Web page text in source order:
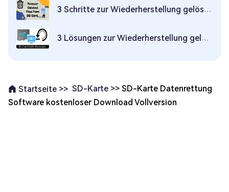
3 Schritte zur Wiederherstellung gelöschter Dateien von der SD-Karte
3 Lösungen zur Wiederherstellung gelöschter Dateien von der SD-Karte Mac
Startseite >> SD-Karte >> SD-Karte Datenrettung
Software kostenloser Download Vollversion